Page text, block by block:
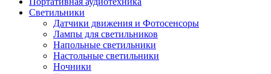
Светильники
Датчики движения и Фотосенсоры
Лампы для светильников
Напольные светильники
Настольные светильники
Ночники